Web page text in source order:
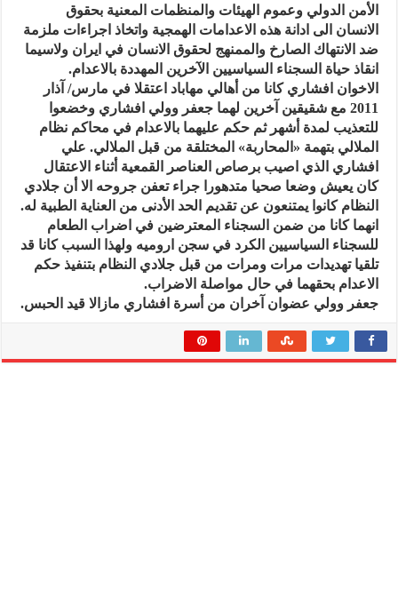
الأمن الدولي وعموم الهيئات والمنظمات المعنية بحقوق
الانسان الى ادانة هذه الاعدامات الهمجية واتخاذ اجراءات ملزمة
ضد الانتهاك الصارخ والممنهج لحقوق الانسان في ايران ولاسيما
انقاذ حياة السجناء السياسيين الآخرين المهددة بالاعدام.
الاخوان افشاري كانا من أهالي مهاباد اعتقلا في مارس/ آذار
2011 مع شقيقين آخرين لهما جعفر وولي افشاري وخضعوا
للتعذيب لمدة أشهر ثم حكم عليهما بالاعدام في محاكم نظام
الملالي بتهمة «المحاربة» المختلقة من قبل الملالي. علي
افشاري الذي اصيب برصاص العناصر القمعية أثناء الاعتقال
كان يعيش وضعا صحيا متدهورا جراء تعفن جروحه الا أن جلادي
النظام كانوا يمتنعون عن تقديم الحد الأدنى من العناية الطبية له.
انهما كانا من ضمن السجناء المعترضين في اضراب الطعام
للسجناء السياسيين الكرد في سجن اروميه ولهذا السبب كانا قد
تلقيا تهديدات مرات ومرات من قبل جلادي النظام بتنفيذ حكم
الاعدام بحقهما في حال مواصلة الاضراب.
جعفر وولي عضوان آخران من أسرة افشاري مازالا قيد الحبس.